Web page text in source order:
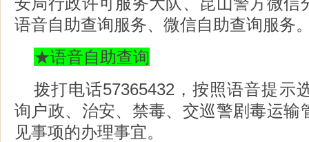
语音自助查询服务、微信自助查询服务
★语音自助查询
拨打电话57365432，按照语音提示
询户政、治安、禁毒、交巡警剧毒运输
见事项的办理事宜。